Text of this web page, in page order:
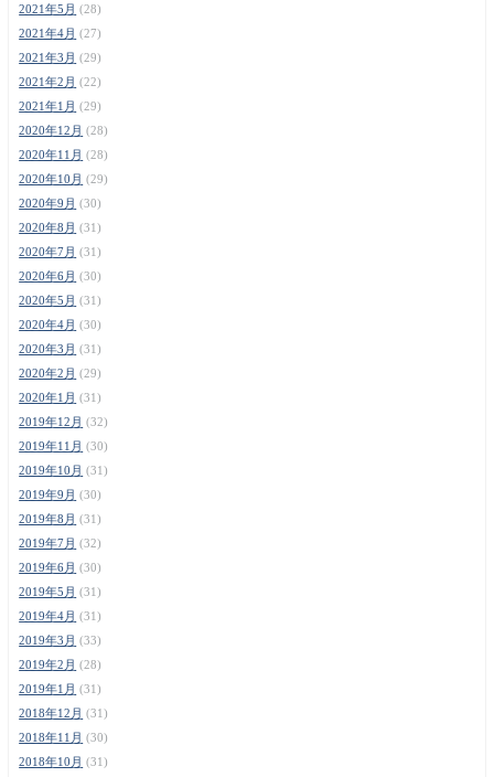
2021年5月 (28)
2021年4月 (27)
2021年3月 (29)
2021年2月 (22)
2021年1月 (29)
2020年12月 (28)
2020年11月 (28)
2020年10月 (29)
2020年9月 (30)
2020年8月 (31)
2020年7月 (31)
2020年6月 (30)
2020年5月 (31)
2020年4月 (30)
2020年3月 (31)
2020年2月 (29)
2020年1月 (31)
2019年12月 (32)
2019年11月 (30)
2019年10月 (31)
2019年9月 (30)
2019年8月 (31)
2019年7月 (32)
2019年6月 (30)
2019年5月 (31)
2019年4月 (31)
2019年3月 (33)
2019年2月 (28)
2019年1月 (31)
2018年12月 (31)
2018年11月 (30)
2018年10月 (31)